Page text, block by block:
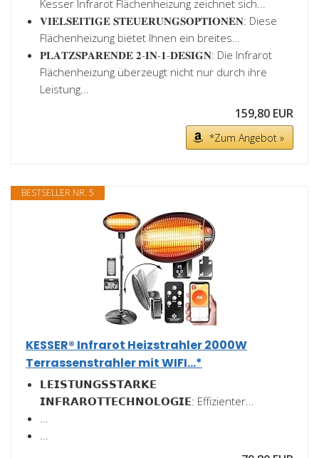
Kesser Infrarot Flächenheizung zeichnet sich...
𝐕𝐈𝐄𝐋𝐒𝐄𝐈𝐓𝐈𝐆𝐄 𝐒𝐓𝐄𝐔𝐄𝐑𝐔𝐍𝐆𝐒𝐎𝐏𝐓𝐈𝐎𝐍𝐄𝐍: Diese
Flächenheizung bietet Ihnen ein breites...
𝐏𝐋𝐀𝐓𝐙𝐒𝐏𝐀𝐑𝐄𝐍𝐃𝐄 𝟐-𝐈𝐍-𝟏-𝐃𝐄𝐒𝐈𝐆𝐍: Die Infrarot
Flächenheizung überzeugt nicht nur durch ihre
Leistung...
159,80 EUR
*Zum Angebot »
BESTSELLER NR. 5
KESSER® Infrarot Heizstrahler 2000W
Terrassenstrahler mit WIFI...*
𝗟𝗘𝗜𝗦𝗧𝗨𝗡𝗚𝗦𝗦𝗧𝗔𝗥𝗞𝗘
𝗜𝗡𝗙𝗥𝗔𝗥𝗢𝗧𝗧𝗘𝗖𝗛𝗡𝗢𝗟𝗢𝗚𝗜𝗘: Effizienter...
...
...